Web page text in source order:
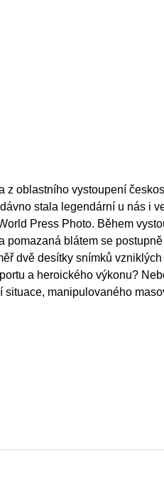
z oblastního vystoupení
stala legendární u nás i
Press Photo. Během
pomazaná blátem se
dvě desítky snímků
a heroického výkonu?
situace, manipulovaného